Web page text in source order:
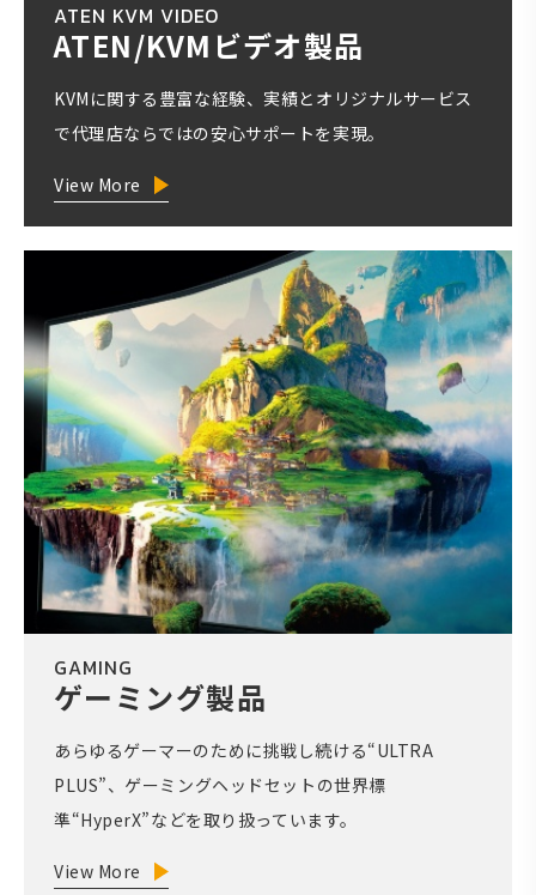
ATEN KVM VIDEO
ATEN/KVMビデオ製品
KVMに関する豊富な経験、実績とオリジナルサービス
で代理店ならではの安心サポートを実現。
View More
GAMING
ゲーミング製品
あらゆるゲーマーのために挑戦し続ける“ULTRA
PLUS”、ゲーミングヘッドセットの世界標
準“HyperX”などを取り扱っています。
View More